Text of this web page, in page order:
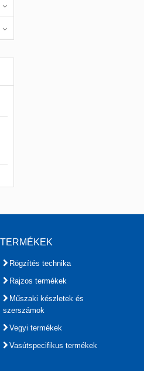
TERMÉKEK
Rögzítés technika
Rajzos termékek
Műszaki készletek és
szerszámok
Vegyi termékek
Vasútspecifikus termékek